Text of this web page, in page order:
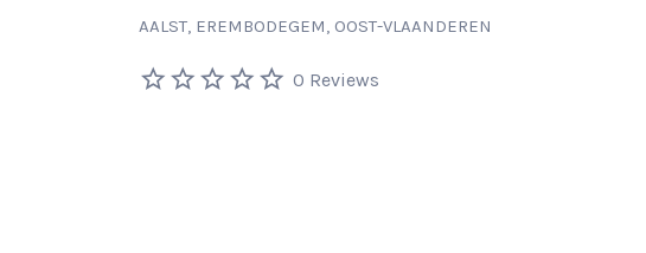
AALST, EREMBODEGEM, OOST-VLAANDEREN
0 Reviews